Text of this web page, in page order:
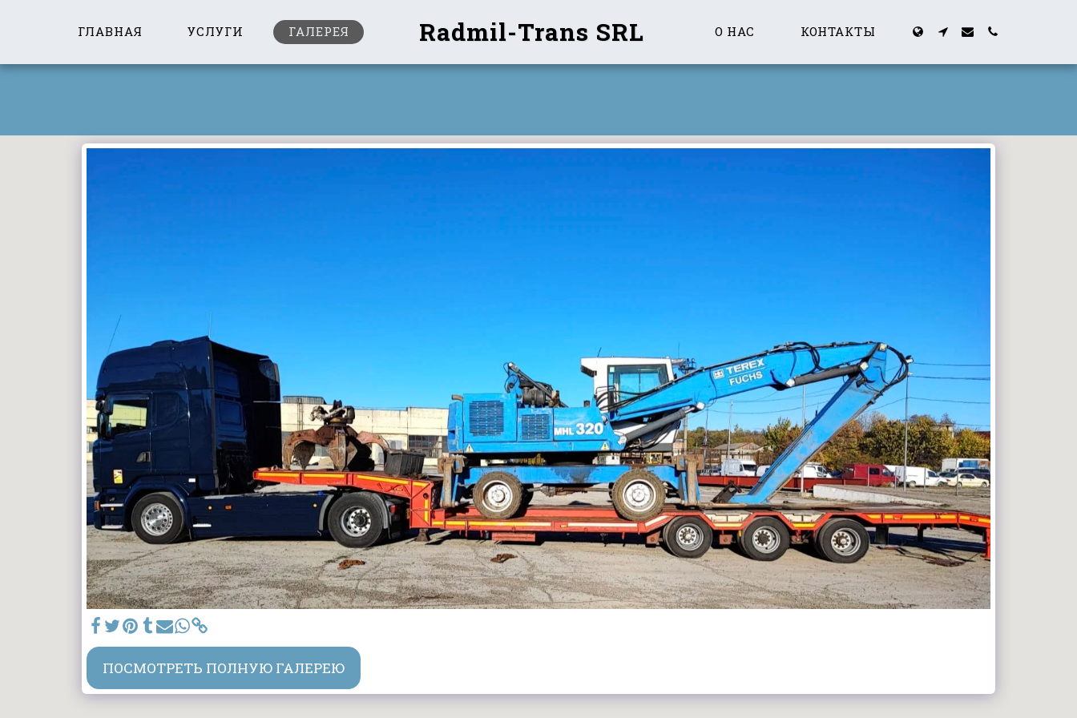
ГЛАВНАЯ УСЛУГИ ГАЛЕРЕЯ Radmil-Trans SRL О НАС КОНТАКТЫ
ПОСМОТРЕТЬ ПОЛНУЮ ГАЛЕРЕЮ